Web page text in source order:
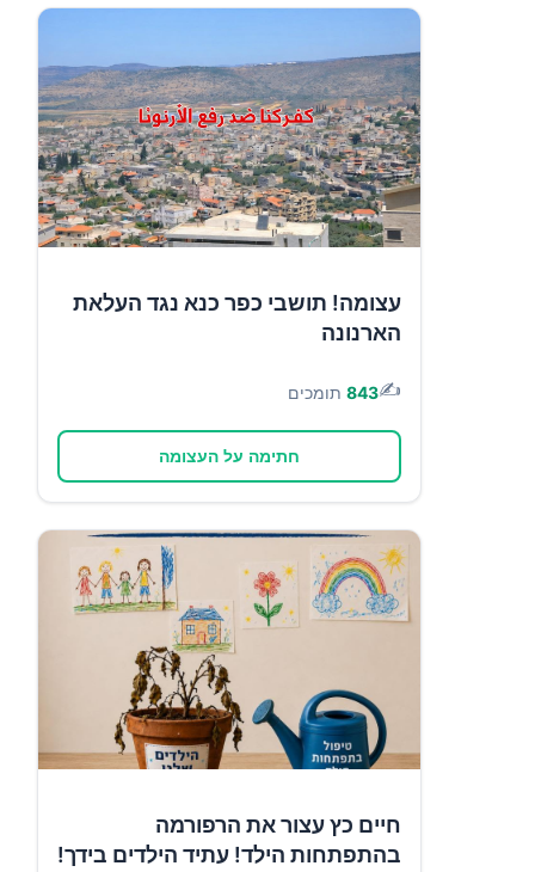
עצומה! תושבי כפר כנא נגד העלאת
הארנונה
✍️
843 תומכים
חתימה על העצומה
חיים כץ עצור את הרפורמה
בהתפתחות הילד! עתיד הילדים בידך!